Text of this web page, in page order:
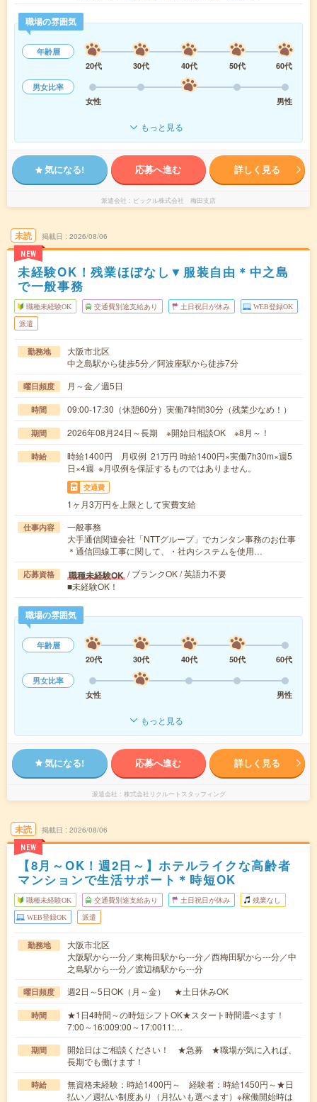
職場の雰囲気
年齢層
20代
30代 40代 50代
60代
男女比率
女性
男性
もっと見る
気になる! 応募へ進む 詳しく見る
派遣会社 ピックル株式会社 梅田支店
未読
NEW
掲載日 2026/08/06
未経験OK！残業ほぼなし▼服装自由＊中之島
で一般事務
職種未経験OK 交通費別途支給あり 土日祝日が休み WEB登録OK
派遣
勤務地
大阪市北区
中之島駅から徒歩5分／阿波座駅から徒歩7分
曜日頻度 月～金／週5日
時間 09:00-17:30（休憩60分）実働7時間30分（残業少なめ！）
期間 2026年08月24日～長期 ※開始日相談OK ※8月～！
時給
時給1400円 月収例 21万円 時給1400円×実働7h30m×週5
日×4週 ※月収例を保証するものではありません。
交通費
1ヶ月3万円を上限として実費支給
仕事内容
一般事務
大手通信関連会社「NTTグループ」でカンタン事務のお仕事
＊通信回線工事に関して、・社内システムを使用…
応募資格 職種未経験OK / ブランクOK / 英語力不要
■未経験OK！
職場の雰囲気
年齢層
20代
30代 40代 50代
60代
男女比率
女性
男性
もっと見る
気になる! 応募へ進む 詳しく見る
派遣会社 株式会社リクルートスタッフィング
未読
NEW
掲載日 2026/08/06
【8月～OK！週2日～】ホテルライクな高齢者
マンションで生活サポート＊時短OK
職種未経験OK 交通費別途支給あり 土日祝日が休み 残業なし
WEB登録OK 派遣
勤務地
大阪市北区
大阪駅から---分／東梅田駅から---分／西梅田駅から---分／中
之島駅から---分／渡辺橋駅から---分
曜日頻度 週2日～5日OK（月～金） ★土日休みOK
時間
★1日4時間～の時短シフトOK★スタート時間選べます！
7:00～16:009:00～17:0011:…
期間
開始日はご相談ください！ ★急募 ★職場が気に入れば、
長期でも働けます！
時給
無資格未経験：時給1400円～ 経験者：時給1450円～★日
払い／週払い制度あり（月払いも選べます）※稼働開始時は